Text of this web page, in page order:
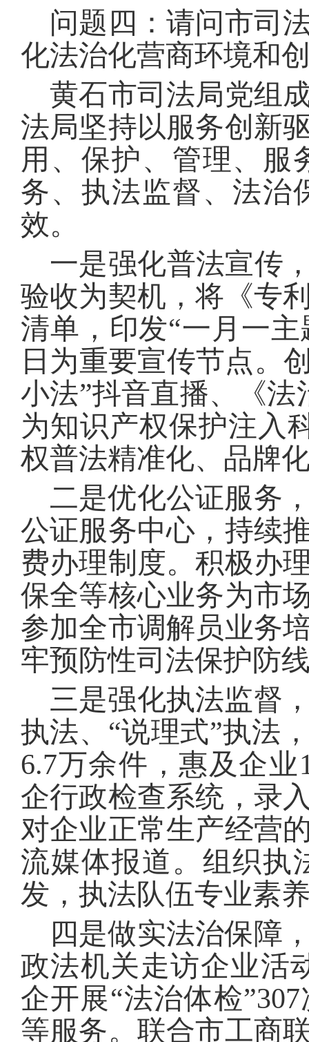
问题四：请问市司
化法治化营商环境和
黄石市司法局党组
法局坚持以服务创新
用、保护、管理、服
务、执法监督、法治
效。
一是强化普法宣传
验收为契机，将《专
清单，印发“一月一主
日为重要宣传节点。
小法”抖音直播、《
为知识产权保护注入
权普法精准化、品牌
二是优化公证服务
公证服务中心，持续
费办理制度。积极办
保全等核心业务为市
参加全市调解员业务
牢预防性司法保护防
三是强化执法监督
执法、“说理式”执法
6.7万余件，惠及企
企行政检查系统，录
对企业正常生产经营
流媒体报道。组织执
发，执法队伍专业素
四是做实法治保障
政法机关走访企业活
企开展“法治体检
等服务。联合市工商